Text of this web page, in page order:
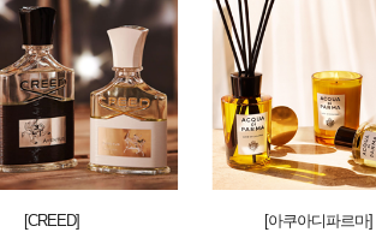
[CREED] [아쿠아디파르마]